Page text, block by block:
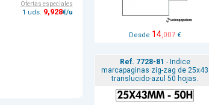
Ofertas especiales
1 uds. 9,928€/u
Desde 14,007 €
Ref. 7728-81 - Indice
marcapaginas zig-zag de 25x43
translucido-azul 50 hojas.